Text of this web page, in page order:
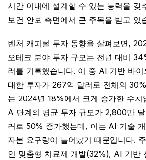
시간 이내에 설계할 수 있는 능력을 갖
보건 안보 측면에서 큰 주목을 받고 있
벤처 캐피털 투자 동향을 살펴보면,
오테크 분야 투자 규모는 전년 대비
러를 기록했습니다. 이 중 AI 기반 바이
대한 투자가 267억 달러로 전체의
는 2024년 18%에서 크게 증가한 수치
A 단계의 평균 투자 규모가 2,800만
러로 50% 증가했는데, 이는 AI 기술
자본 요구량이 늘어났기 때문입니다.
인 맞춤형 치료제 개발(32%), AI 기반